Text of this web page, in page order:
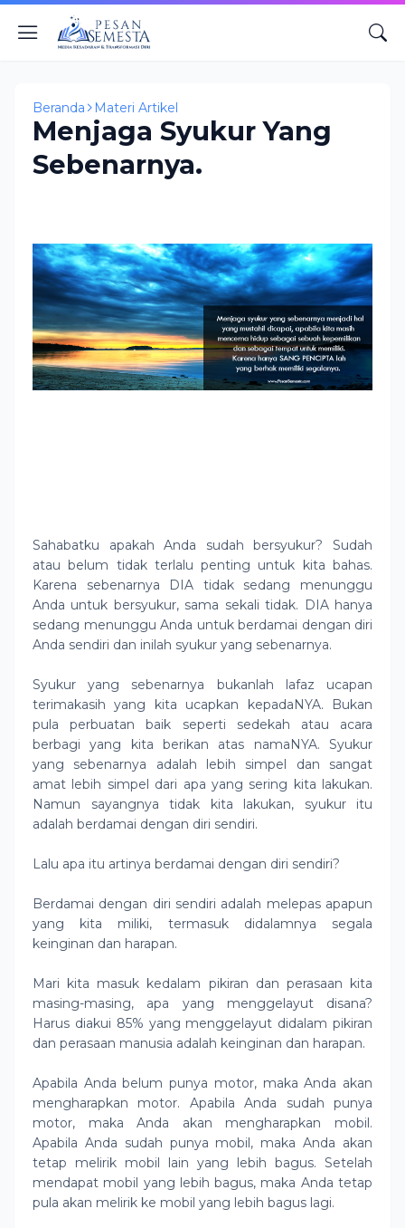
Beranda Materi Artikel
Menjaga Syukur Yang
Sebenarnya.
Sahabatku apakah Anda sudah bersyukur? Sudah
atau belum tidak terlalu penting untuk kita bahas.
Karena sebenarnya DIA tidak sedang menunggu
Anda untuk bersyukur, sama sekali tidak. DIA hanya
sedang menunggu Anda untuk berdamai dengan diri
Anda sendiri dan inilah syukur yang sebenarnya.
Syukur yang sebenarnya bukanlah lafaz ucapan
terimakasih yang kita ucapkan kepadaNYA. Bukan
pula perbuatan baik seperti sedekah atau acara
berbagi yang kita berikan atas namaNYA. Syukur
yang sebenarnya adalah lebih simpel dan sangat
amat lebih simpel dari apa yang sering kita lakukan.
Namun sayangnya tidak kita lakukan, syukur itu
adalah berdamai dengan diri sendiri.
Lalu apa itu artinya berdamai dengan diri sendiri?
Berdamai dengan diri sendiri adalah melepas apapun
yang kita miliki, termasuk didalamnya segala
keinginan dan harapan.
Mari kita masuk kedalam pikiran dan perasaan kita
masing-masing, apa yang menggelayut disana?
Harus diakui 85% yang menggelayut didalam pikiran
dan perasaan manusia adalah keinginan dan harapan.
Apabila Anda belum punya motor, maka Anda akan
mengharapkan motor. Apabila Anda sudah punya
motor, maka Anda akan mengharapkan mobil.
Apabila Anda sudah punya mobil, maka Anda akan
tetap melirik mobil lain yang lebih bagus. Setelah
mendapat mobil yang lebih bagus, maka Anda tetap
pula akan melirik ke mobil yang lebih bagus lagi.